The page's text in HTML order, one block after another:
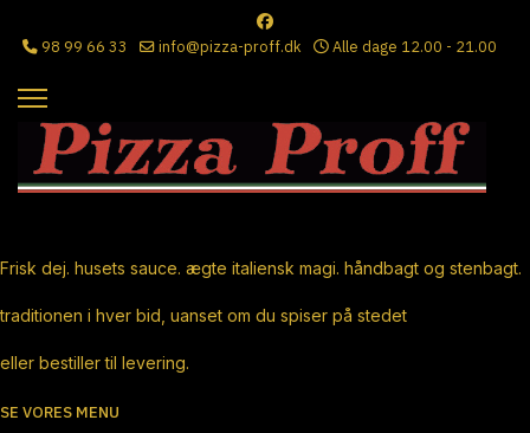
98 99 66 33 info@pizza-proff.dk Alle dage 12.00 - 21.00
Frisk dej. husets sauce. ægte italiensk magi. håndbagt og stenbagt.
traditionen i hver bid, uanset om du spiser på stedet
eller bestiller til levering.
SE VORES MENU